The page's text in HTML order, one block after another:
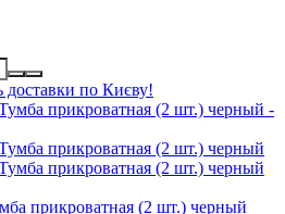
доставки по Києву!
прикроватная (2 шт.) черный